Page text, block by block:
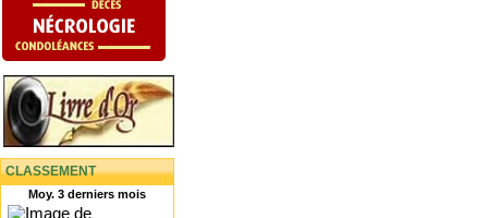
CLASSEMENT
Moy. 3 derniers mois